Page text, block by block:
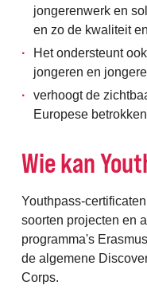
jongerenwerk en
en zo de kwaliteit
Het ondersteunt
jongeren en
verhoogt de
Europese
Wie kan
Youthpass-
soorten projecten en
programma's
de algemene
Corps.